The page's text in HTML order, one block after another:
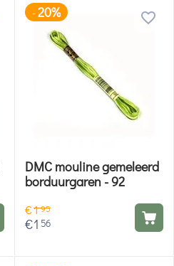
-20%
DMC mouline gemeleerd
borduurgaren - 92
€195
€1 56